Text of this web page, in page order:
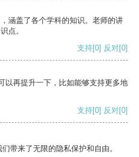
涵盖了各个学科的知识。老师的讲
点。
支持[0] 反对[0]
以再提升一下，比如能够支持更多地
支持[0] 反对[0]
带来了无限的隐私保护和自由。